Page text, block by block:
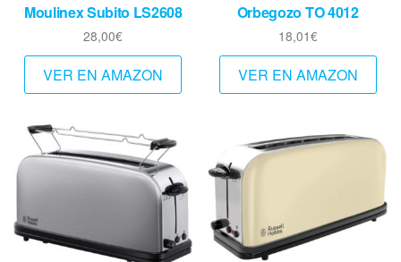
Moulinex Subito LS2608
28,00€
VER EN AMAZON
Orbegozo TO 4012
18,01€
VER EN AMAZON